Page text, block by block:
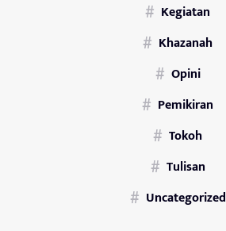
Kegiatan
Khazanah
Opini
Pemikiran
Tokoh
Tulisan
Uncategorized